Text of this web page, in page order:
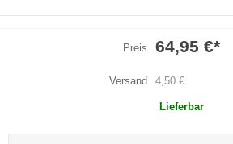
Preis 64,95 €*
Versand 4,50 €
Lieferbar